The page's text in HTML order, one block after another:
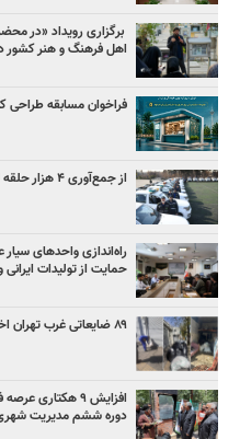
برگزاری رویداد «در
اهل فرهنگ و هنر
فراخوان مسابقه
از جمع‌آوری ۴ هزار حلقه لاستیک تا امدادرسانی به آسیب‌دیدگان
راه‌اندازی واحدهای
حمایت از تولیدات ایرانی
۸۹ ضایعاتی غرب تهران اخطاریه گرفتند
افزایش ۹
دوره ششم مدیریت شهری/